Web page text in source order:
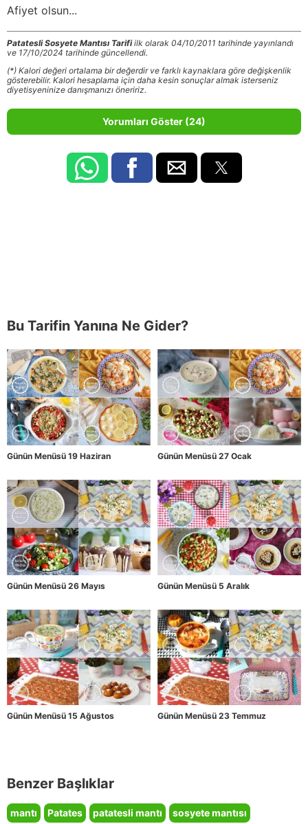
Afiyet olsun...
Patatesli Sosyete Mantısı Tarifiilk olarak 04/10/2011 tarihinde yayınlandı
ve 17/10/2024 tarihinde güncellendi.
(*) Kalori değeri ortalama bir değerdir ve farklı kaynaklara göre değişkenlik
gösterebilir. Kalori hesaplama için daha kesin sonuçlar almak isterseniz
diyetisyeninize danışmanızı öneririz.
Yorumları Göster (24)
Bu Tarifin Yanına Ne Gider?
Günün Menüsü 19 Haziran Günün Menüsü 27 Ocak
Günün Menüsü 26 Mayıs Günün Menüsü 5 Aralık
Günün Menüsü 15 Ağustos Günün Menüsü 23 Temmuz
Benzer Başlıklar
mantı Patates patatesli mantı
sosyete mantısı